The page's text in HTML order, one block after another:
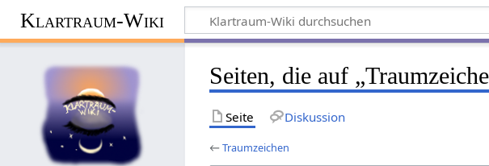
Klartraum-Wiki
Seiten, die auf
Seite Diskussion
←Traumzeichen